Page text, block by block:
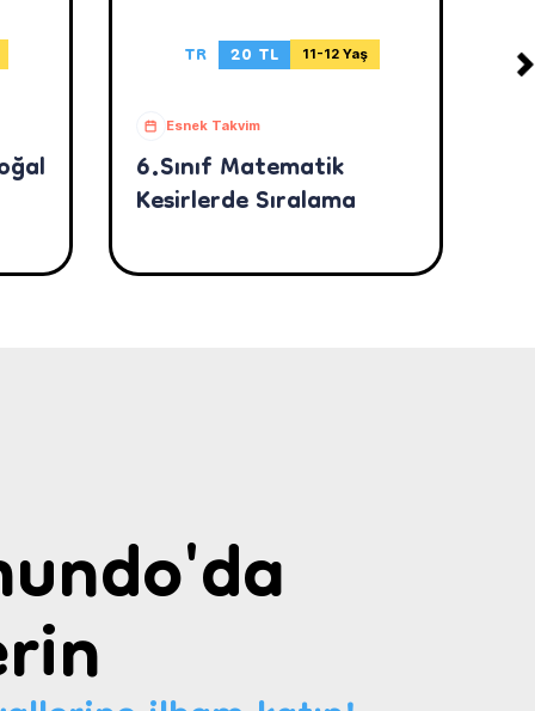
TR 20 TL 11-12 Yaş
Esnek Takvim
6.Sınıf Matematik
Kesirlerde Sıralama